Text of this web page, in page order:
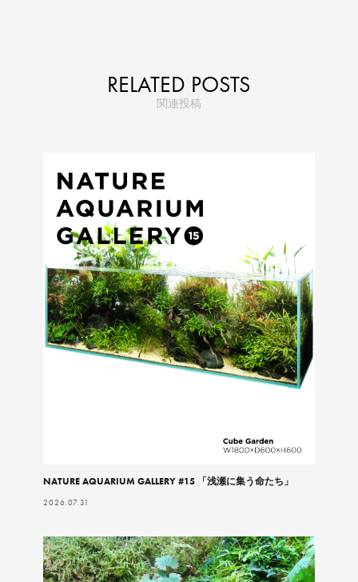
RELATED POSTS
関連投稿
NATURE AQUARIUM GALLERY #15 「浅瀬に集う命たち」
2026.07.31